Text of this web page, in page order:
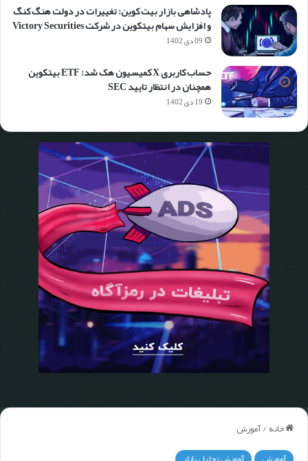
پادشاهی بازار بیت کوین: تغییرات در دولت هنگ کنگ
و افزایش سهام بیتکوین در شرکت Victory Securities
09 دی 1402
حساب کاربری X کمیسیون هک شد: ETF بیتکوین
همچنان در انتظار تایید SEC
19 دی 1402